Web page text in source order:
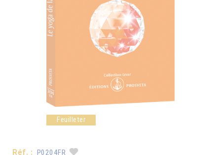
Feuilleter
Réf. : P0204FR